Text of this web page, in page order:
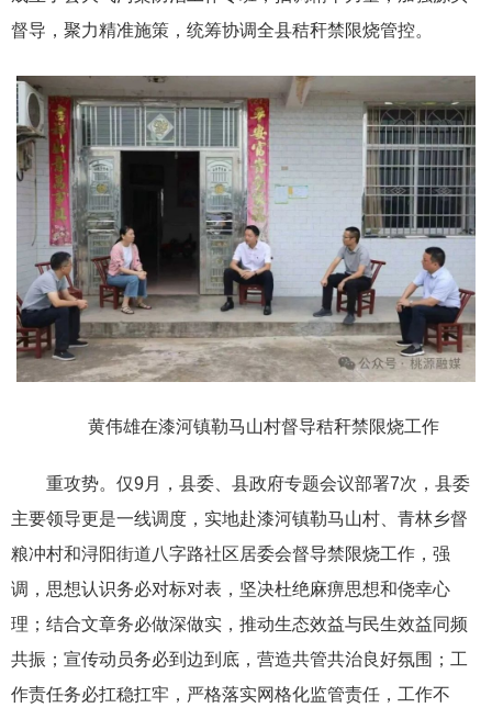
督导，聚力精准施策，统筹协调全县秸秆禁限烧管控。
黄伟雄在漆河镇勒马山村督导秸秆禁限烧工作
重攻势。仅9月，县委、县政府专题会议部署7次，县委
主要领导更是一线调度，实地赴漆河镇勒马山村、青林乡督
粮冲村和浔阳街道八字路社区居委会督导禁限烧工作，强
调，思想认识务必对标对表，坚决杜绝麻痹思想和侥幸心
理；结合文章务必做深做实，推动生态效益与民生效益同频
共振；宣传动员务必到边到底，营造共管共治良好氛围；工
作责任务必扛稳扛牢，严格落实网格化监管责任，工作不